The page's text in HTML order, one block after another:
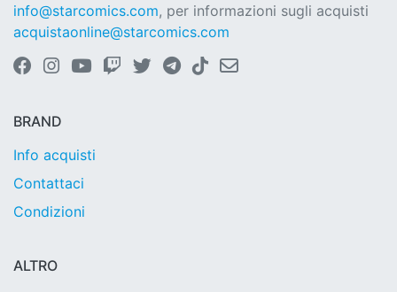
info@starcomics.com, per informazioni sugli acquisti
acquistaonline@starcomics.com
BRAND
Info acquisti
Contattaci
Condizioni
ALTRO